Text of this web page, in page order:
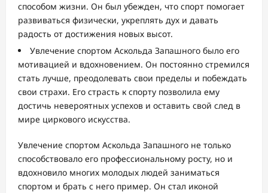
способом жизни. Он был убежден, что спорт помогает
развиваться физически, укреплять дух и давать
радость от достижения новых высот.
Увлечение спортом Аскольда Запашного было его
мотивацией и вдохновением. Он постоянно стремился
стать лучше, преодолевать свои пределы и побеждать
свои страхи. Его страсть к спорту позволила ему
достичь невероятных успехов и оставить свой след в
мире циркового искусства.
Увлечение спортом Аскольда Запашного не только
способствовало его профессиональному росту, но и
вдохновило многих молодых людей заниматься
спортом и брать с него пример. Он стал иконой